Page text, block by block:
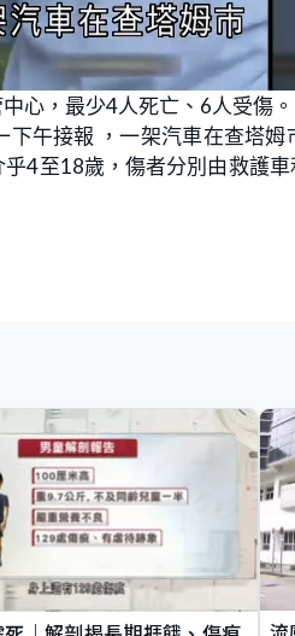
心，最少4人死亡、6人受傷。
午接報 ，一架汽車在查塔
4至18歲，傷者分別由救護